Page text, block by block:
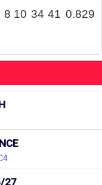
8 10 34 41 0.829
27